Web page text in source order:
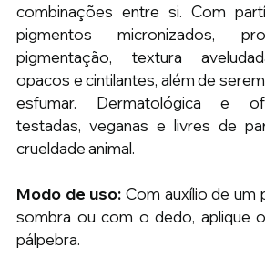
combinações entre si. Com
pigmentos micronizados,
pigmentação, textura
opacos e cintilantes, além de
esfumar. Dermatológica e
testadas, veganas e livres de
crueldade animal.
Modo de uso: Com auxílio de um
sombra ou com o dedo, aplique
pálpebra.